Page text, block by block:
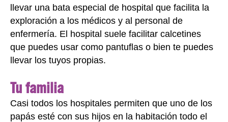
llevar una bata especial de hospital que facilita la
exploración a los médicos y al personal de
enfermería. El hospital suele facilitar calcetines
que puedes usar como pantuflas o bien te puedes
llevar los tuyos propias.
Tu familia
Casi todos los hospitales permiten que uno de los
papás esté con sus hijos en la habitación todo el